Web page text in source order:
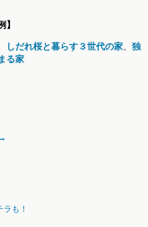
】
しだれ桜と暮らす３世代の家
独
る家
ラも！